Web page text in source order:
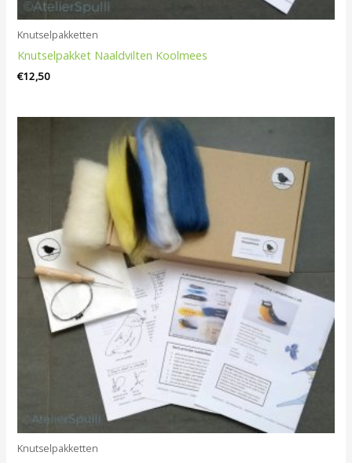
Knutselpakketten
Knutselpakket Naaldvilten Koolmees
€12,50
Knutselpakketten